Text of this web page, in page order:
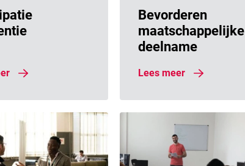
Lees meer
Bevorderen
maatschappelijke
deelname
Lees meer